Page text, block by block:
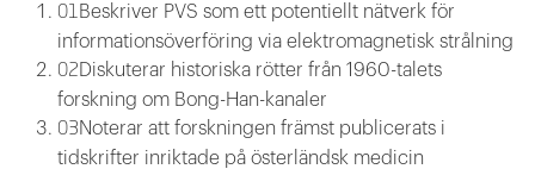
01Beskriver PVS som ett potentiellt nätverk för
informationsöverföring via elektromagnetisk strålning
02 Diskuterar historiska rötter från 1960-talets
forskning om Bong-Han-kanaler
03Noterar att forskningen främst publicerats i
tidskrifter inriktade på österländsk medicin